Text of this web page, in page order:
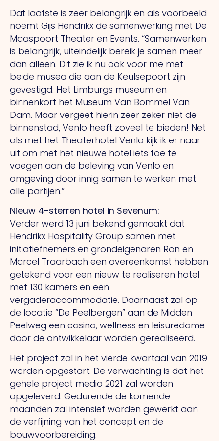
Dat laatste is zeer belangrijk en als voorbeeld
noemt Gijs Hendrikx de samenwerking met De
Maaspoort Theater en Events. “Samenwerken
is belangrijk, uiteindelijk bereik je samen meer
dan alleen. Dit zie ik nu ook voor me met
beide musea die aan de Keulsepoort zijn
gevestigd. Het Limburgs museum en
binnenkort het Museum Van Bommel Van
Dam. Maar vergeet hierin zeer zeker niet de
binnenstad, Venlo heeft zoveel te bieden! Net
als met het Theaterhotel Venlo kijk ik er naar
uit om met het nieuwe hotel iets toe te
voegen aan de beleving van Venlo en
omgeving door innig samen te werken met
alle partijen.”
Nieuw 4-sterren hotel in Sevenum:
Verder werd 13 juni bekend gemaakt dat
Hendrikx Hospitality Group samen met
initiatiefnemers en grondeigenaren Ron en
Marcel Traarbach een overeenkomst hebben
getekend voor een nieuw te realiseren hotel
met 130 kamers en een
vergaderaccommodatie. Daarnaast zal op
de locatie “De Peelbergen” aan de Midden
Peelweg een casino, wellness en leisuredome
door de ontwikkelaar worden gerealiseerd.
Het project zal in het vierde kwartaal van 2019
worden opgestart. De verwachting is dat het
gehele project medio 2021 zal worden
opgeleverd. Gedurende de komende
maanden zal intensief worden gewerkt aan
de verfijning van het concept en de
bouwvoorbereiding.